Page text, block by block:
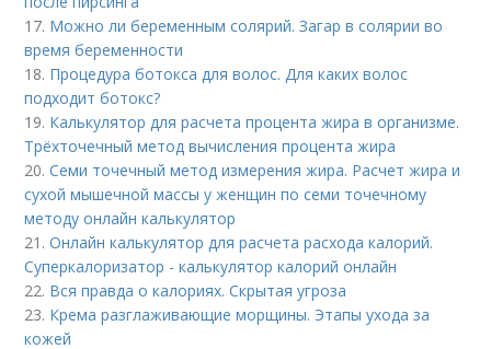
17. Можно ли беременным солярий. Загар в солярии во
время беременности
18. Процедура ботокса для волос. Для каких волос
подходит ботокс?
19. Калькулятор для расчета процента жира в организме.
Трёхточечный метод вычисления процента жира
20.Семи точечный метод измерения жира. Расчет жира и
сухой мышечной массы у женщин по семи точечному
методу онлайн калькулятор
21.Онлайн калькулятор для расчета расхода калорий.
Суперкалоризатор - калькулятор калорий онлайн
22. Вся правда о калориях. Скрытая угроза
23. Крема разглаживающие морщины. Этапы ухода за
кожей